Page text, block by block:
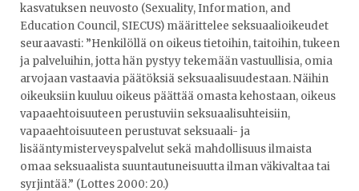
kasvatuksen neuvosto (Sexuality, Information, and
Education Council, SIECUS) määrittelee seksuaalioikeudet
seuraavasti: ”Henkilöllä on oikeus tietoihin, taitoihin, tukeen
ja palveluihin, jotta hän pystyy tekemään vastuullisia, omia
arvojaan vastaavia päätöksiä seksuaalisuudestaan. Näihin
oikeuksiin kuuluu oikeus päättää omasta kehostaan, oikeus
vapaaehtoisuuteen perustuviin seksuaalisuhteisiin,
vapaaehtoisuuteen perustuvat seksuaali- ja
lisääntymisterveyspalvelut sekä mahdollisuus ilmaista
omaa seksuaalista suuntautuneisuutta ilman väkivaltaa tai
syrjintää.” (Lottes 2000: 20.)